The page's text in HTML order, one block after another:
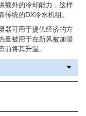
额外的冷却能力，这样
统的DX冷水机组。
器可用于提供经济的方
量被用于在新风被加湿
将其升温。